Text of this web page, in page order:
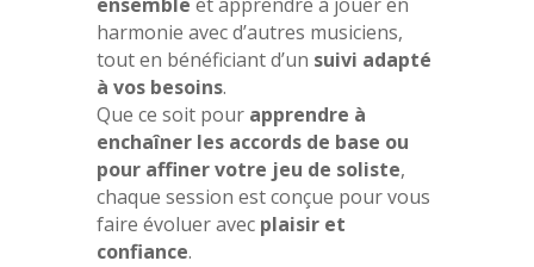
harmonie avec d’autres musiciens,
tout en bénéficiant d’un suivi adapté
à vos besoins.
Que ce soit pour apprendre à
enchaîner les accords de base ou
pour affiner votre jeu de soliste,
chaque session est conçue pour vous
faire évoluer avec plaisir et
confiance.